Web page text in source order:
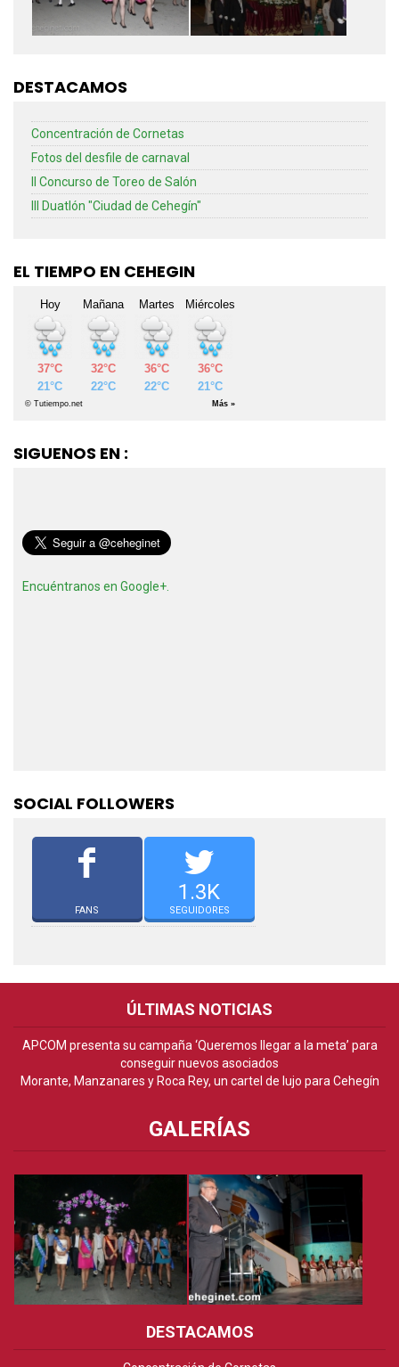
DESTACAMOS
Concentración de Cornetas
Fotos del desfile de carnaval
II Concurso de Toreo de Salón
III Duatlón "Ciudad de Cehegín"
EL TIEMPO EN CEHEGIN
SIGUENOS EN :
Encuéntranos en Google+.
SOCIAL FOLLOWERS
FANS
1.3K
SEGUIDORES
ÚLTIMAS NOTICIAS
APCOM presenta su campaña ‘Queremos llegar a la meta’ para
conseguir nuevos asociados
Morante, Manzanares y Roca Rey, un cartel de lujo para Cehegín
GALERÍAS
DESTACAMOS